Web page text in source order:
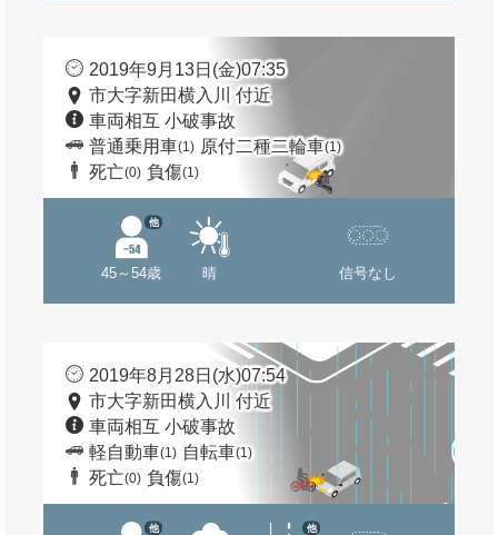
2019年9月13日(金)07:35
市大字新田横入川 付近
車両相互 小破事故
普通乗用車(1) 原付二種二輪車(1)
死亡(0) 負傷(1)
45～54歳
他
晴 信号なし
2019年8月28日(水)07:54
市大字新田横入川 付近
車両相互 小破事故
軽自動車(1) 自転車(1)
死亡(0) 負傷(1)
他 他